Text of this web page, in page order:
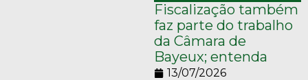
Fiscalização também
faz parte do trabalho
da Câmara de
Bayeux; entenda
13/07/2026